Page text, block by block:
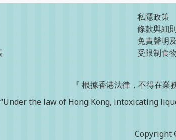
私隱政策
條款與細
免責聲明
受限制食
『 根據香港法律，不得在
“Under the law of Hong Kong, intoxicating
Copyright